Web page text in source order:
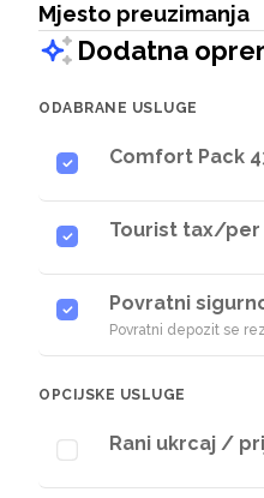
Mjesto preuzimanja
Dodatna
ODABRANE USLUGE
Comfort Pack
Tourist tax/per
Povratni
Povratni depozit se
OPCIJSKE USLUGE
Rani ukrcaj /